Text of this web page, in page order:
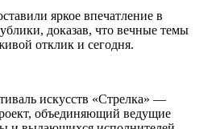
яркое впечатление в
доказав, что вечные темы
отклик и сегодня.
искусств «Стрелка» —
объединяющий ведущие